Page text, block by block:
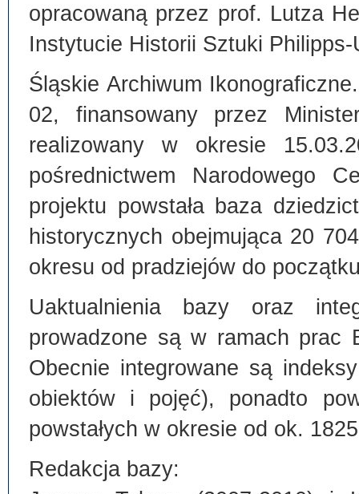
opracowaną przez prof. Lutza
Instytucie Historii Sztuki
Śląskie Archiwum
02, finansowany przez
realizowany w okresie
pośrednictwem Narodowego
projektu powstała baza
historycznych obejmująca 20
okresu od pradziejów do
Uaktualnienia bazy oraz
prowadzone są w ramach prac
Obecnie integrowane są
obiektów i pojęć), ponadto
powstałych w okresie od ok.
Redakcja bazy: